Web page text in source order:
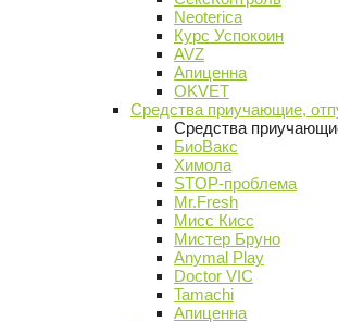
Neoterica
Курс Успокоин
AVZ
Апиценна
OKVET
Средства приучающие,
Средства
БиоВакс
Химола
STOP-проблема
Mr.Fresh
Мисс Кисс
Мистер Бруно
Anymal Play
Doctor VIC
Tamachi
Апиценна